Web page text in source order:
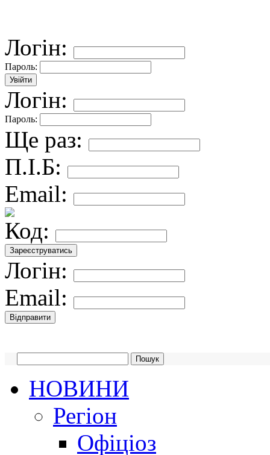
Логін:
Пароль:
Логін:
Пароль:
Ще раз:
П.І.Б:
Email:
Код:
Логін:
Email:
НОВИНИ
Регіон
Офіціоз